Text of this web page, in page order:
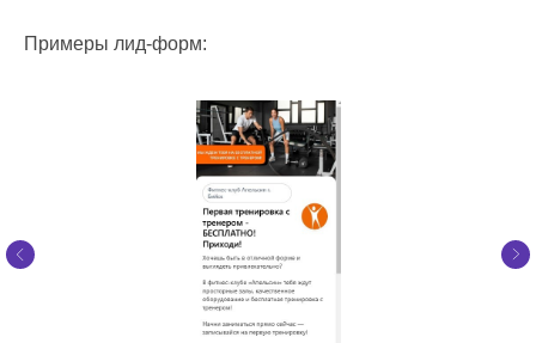
Примеры лид-форм: